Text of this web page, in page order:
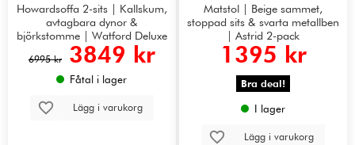
Howardsoffa 2-sits | Kallskum,
avtagbara dynor &
björkstomme | Watford Deluxe
Mörkblå
6995 kr 3849 kr
Fåtal i lager
Lägg i varukorg
Matstol | Beige sammet,
stoppad sits & svarta metallben
| Astrid 2-pack
1395 kr
Bra deal!
I lager
Lägg i varukorg